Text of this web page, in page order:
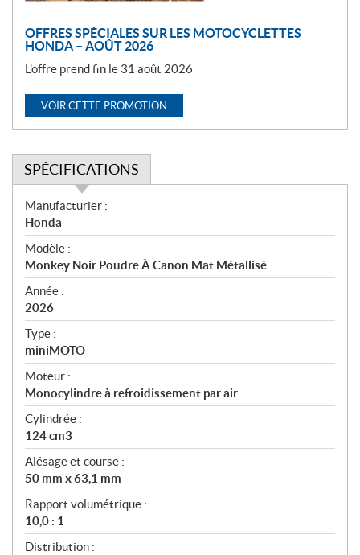
OFFRES SPÉCIALES SUR LES MOTOCYCLETTES
HONDA – AOÛT 2026
L’offre prend fin le 31 août 2026
VOIR CETTE PROMOTION
SPÉCIFICATIONS
S
p
é
c
i
f
i
c
a
t
i
o
n
s
Manufacturier :
Honda
Modèle :
Monkey Noir Poudre À Canon Mat Métallisé
Année :
2026
Type :
miniMOTO
Moteur :
Monocylindre à refroidissement par air
Cylindrée :
124 cm3
Alésage et course :
50 mm x 63,1 mm
Rapport volumétrique :
10,0 : 1
Distribution :